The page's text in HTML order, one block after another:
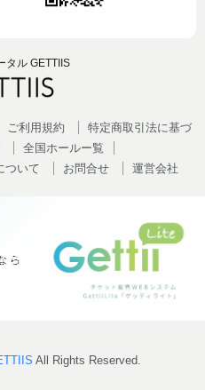
タル GETTIIS
ご利用規約
特定商取引法に基づ
全国ホールー覧
ついて お問合せ 運営会社
All Rights Reserved.